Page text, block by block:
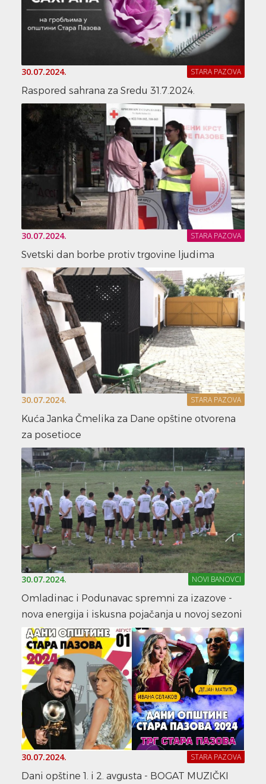
30.07.2024. STARA PAZOVA
Raspored sahrana za Sredu 31.7.2024.
30.07.2024. STARA PAZOVA
Svetski dan borbe protiv trgovine ljudima
30.07.2024. STARA PAZOVA
Kuća Janka Čmelika za Dane opštine otvorena
za posetioce
30.07.2024. NOVI BANOVCI
Omladinac i Podunavac spremni za izazove -
nova energija i iskusna pojačanja u novoj sezoni
30.07.2024. STARA PAZOVA
Dani opštine 1. i 2. avgusta - BOGAT MUZIČKI